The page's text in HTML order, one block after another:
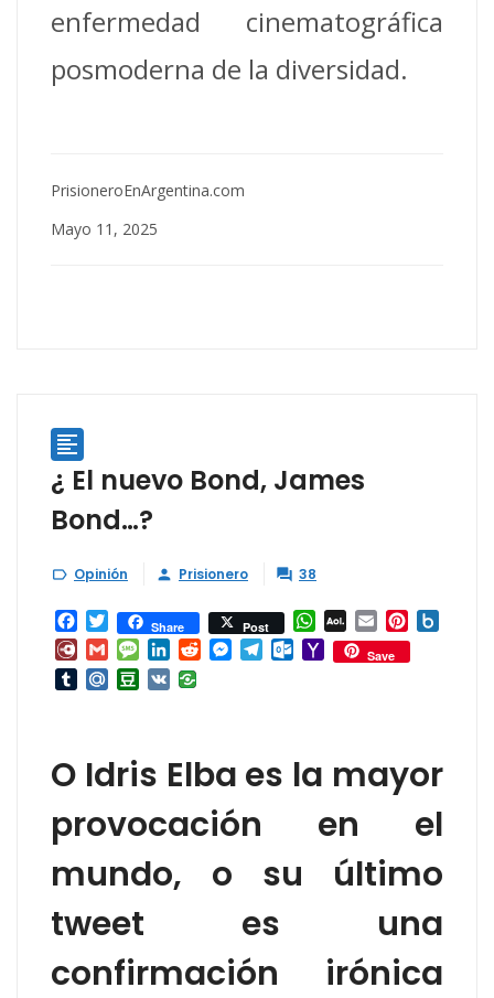
enfermedad cinematográfica
posmoderna de la diversidad.
PrisioneroEnArgentina.com
Mayo 11, 2025

¿ El nuevo Bond, James
Bond…?
 Opinión  Prisionero  38
Facebook
TwitterShare Post WhatsApp
AOL
Mail
Email Pinterest
Diary.RuGmailMessage
LinkedInRedditMessenger
TelegramOutlook.com
YahooSave
TumblrMail.RuDouban
VK
O Idris Elba es la mayor
provocación en el
mundo, o su último
tweet es una
confirmación irónica